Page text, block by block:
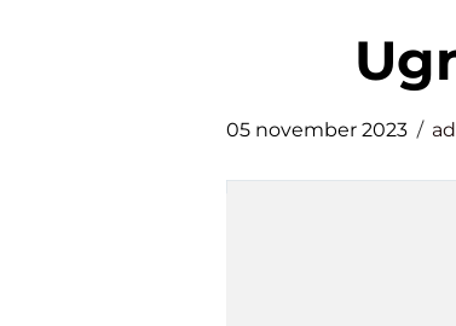
05 november 2023